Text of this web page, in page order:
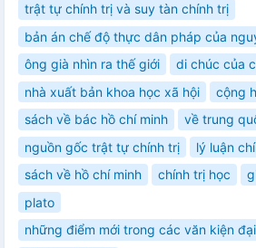
trật tự chính trị và suy tàn chính trị
bản án chế độ thực dân pháp của
ông già nhìn ra thế giới
di chúc của
nhà xuất bản khoa học xã hội
cộng
sách về bác hồ chí minh
về trung
nguồn gốc trật tự chính trị
lý luận
sách về hồ chí minh
chính trị học
plato
những điểm mới trong các văn kiện